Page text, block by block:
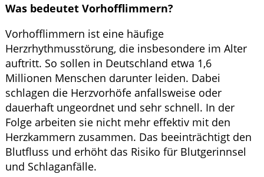
Was bedeutet Vorhofflimmern?
Vorhofflimmern ist eine häufige
Herzrhythmusstörung, die insbesondere im Alter
auftritt. So sollen in Deutschland etwa 1,6
Millionen Menschen darunter leiden. Dabei
schlagen die Herzvorhöfe anfallsweise oder
dauerhaft ungeordnet und sehr schnell. In der
Folge arbeiten sie nicht mehr effektiv mit den
Herzkammern zusammen. Das beeinträchtigt den
Blutfluss und erhöht das Risiko für Blutgerinnsel
und Schlaganfälle.